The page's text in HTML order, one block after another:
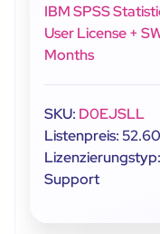
IBM SPSS
User License +
Months
SKU: D0EJSLL
Listenpreis:
Support